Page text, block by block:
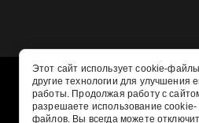
Этот сайт использует cookie-
другие технологии для улучшения
работы. Продолжая работу с
разрешаете использование cookie-
файлов. Вы всегда можете